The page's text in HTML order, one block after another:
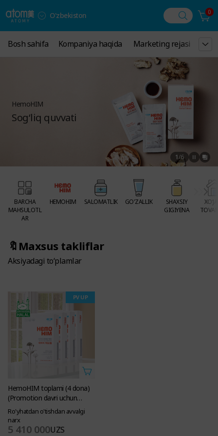
O'zbekiston 0
Bosh sahifa
Bosh sahifa Kompaniya haqida
Kompaniya haqida Marketing rejasi
Marketing rejasi
HemoHIM
Sog‘liq quvvati
1/6
BARCHA
MAHSULOTL
AR
HEMOHIM SALOMATLIK GO'ZALLIK
SHAXSIY
GIGIYENA
🔖Maxsus takliflar
Aksiyadagi to‘plamlar
PV UP
HemoHIM toplami (4 dona)
(Promotion davri uchun
oshirilgan PV larda)
Ro'yhatdan o'tishdan avvalgi
narx
5 410 000UZS